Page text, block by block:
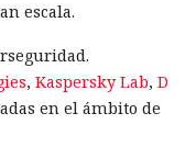
escala.
, Kaspersky Lab, D
en el ámbito de